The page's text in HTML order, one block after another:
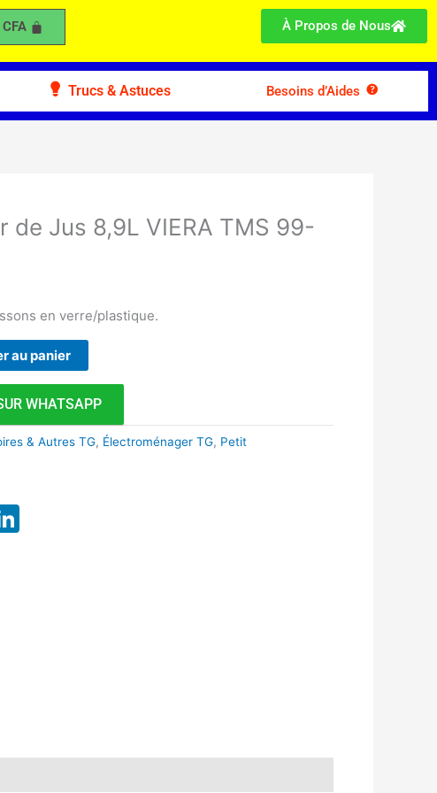
CFA À Propos de Nous
Trucs & Astuces Besoins d’Aides
de Jus 8,9L VIERA TMS 99-
en verre/plastique.
au panier
WHATSAPP
& Autres TG, Électroménager TG, Petit